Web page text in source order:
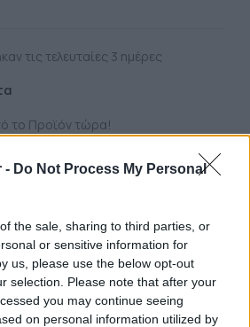
- Do Not Process My Personal
the sale, sharing to third parties, or
or sensitive information for
us, please use the below opt-out
selection. Please note that after your
you may continue seeing
on personal information utilized by
τις τελευταίες 3 ημέρες
το Προϊόν τώρα!
90.00059 Κατηγορία:
Choice and Creation
ΠΕΡΙΓΡΑΦΉ
από πολυμερή πηλό.Είναι ανθεκτικό